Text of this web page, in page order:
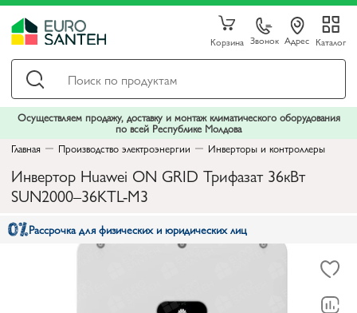
Корзина Звонок Адрес Каталог
Осуществляем продажу, доставку и монтаж климатического оборудования
по всей Республике Молдова
Главная
Производство электроэнергии Инверторы и контроллеры
Инвертор Huawei ON GRID Трифазат 36кВт
SUN2000–36KTL-M3
Рассрочка для физических и юридических лиц